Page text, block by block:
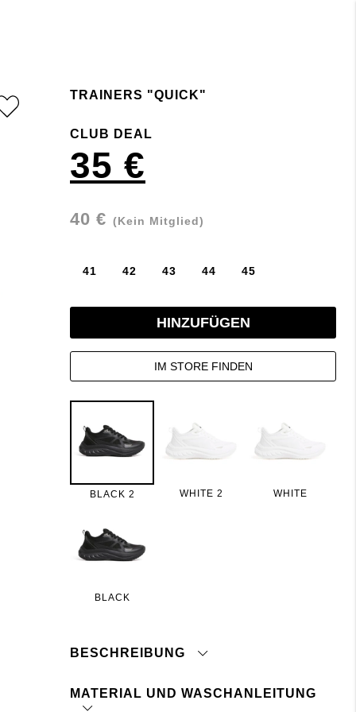
TRAINERS "QUICK"
CLUB DEAL
35 €
40 € (Kein Mitglied)
41 42 43 44 45
HINZUFÜGEN
IM STORE FINDEN
BLACK 2 WHITE 2 WHITE
BLACK
BESCHREIBUNG
MATERIAL UND WASCHANLEITUNG